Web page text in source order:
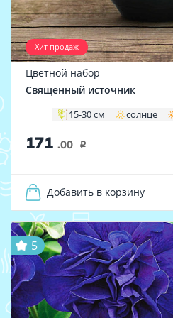
Хит продаж
Цветной набор
Священный источник
15-30 см солнце
171 .00 i
Добавить в корзину
5